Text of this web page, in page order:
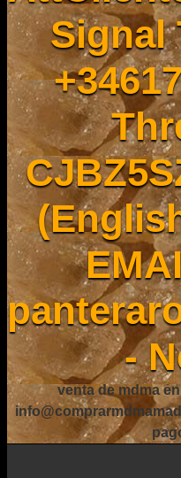
Signal
-
venta de mdma